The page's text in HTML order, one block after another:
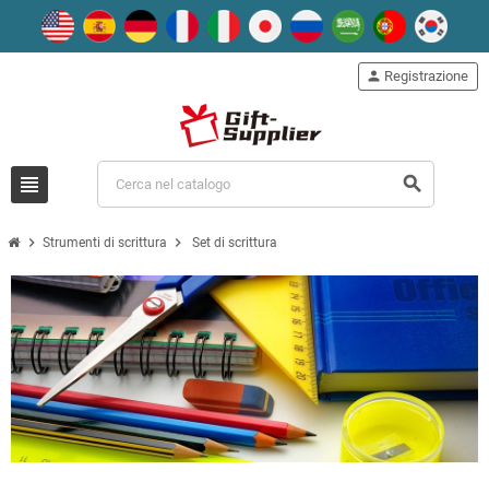
view_headline search
person Registrazione
chevron_right Strumenti di scrittura chevron_right Set di scrittura